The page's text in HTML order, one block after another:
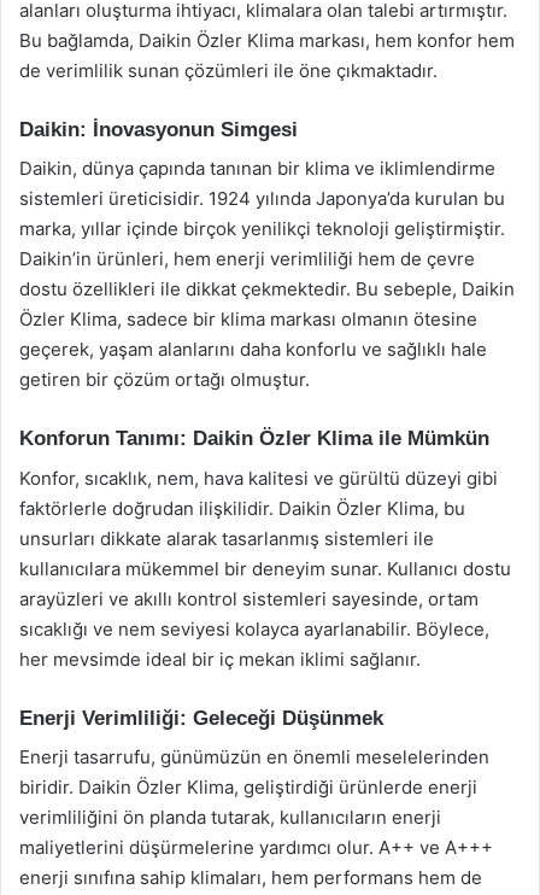
alanları oluşturma ihtiyacı, klimalara olan talebi artırmıştır.
Bu bağlamda, Daikin Özler Klima markası, hem konfor hem
de verimlilik sunan çözümleri ile öne çıkmaktadır.
Daikin: İnovasyonun Simgesi
Daikin, dünya çapında tanınan bir klima ve iklimlendirme
sistemleri üreticisidir. 1924 yılında Japonya’da kurulan bu
marka, yıllar içinde birçok yenilikçi teknoloji geliştirmiştir.
Daikin’in ürünleri, hem enerji verimliliği hem de çevre
dostu özellikleri ile dikkat çekmektedir. Bu sebeple, Daikin
Özler Klima, sadece bir klima markası olmanın ötesine
geçerek, yaşam alanlarını daha konforlu ve sağlıklı hale
getiren bir çözüm ortağı olmuştur.
Konforun Tanımı: Daikin Özler Klima ile Mümkün
Konfor, sıcaklık, nem, hava kalitesi ve gürültü düzeyi gibi
faktörlerle doğrudan ilişkilidir. Daikin Özler Klima, bu
unsurları dikkate alarak tasarlanmış sistemleri ile
kullanıcılara mükemmel bir deneyim sunar. Kullanıcı dostu
arayüzleri ve akıllı kontrol sistemleri sayesinde, ortam
sıcaklığı ve nem seviyesi kolayca ayarlanabilir. Böylece,
her mevsimde ideal bir iç mekan iklimi sağlanır.
Enerji Verimliliği: Geleceği Düşünmek
Enerji tasarrufu, günümüzün en önemli meselelerinden
biridir. Daikin Özler Klima, geliştirdiği ürünlerde enerji
verimliliğini ön planda tutarak, kullanıcıların enerji
maliyetlerini düşürmelerine yardımcı olur. A++ ve A+++
enerji sınıfına sahip klimaları, hem performans hem de